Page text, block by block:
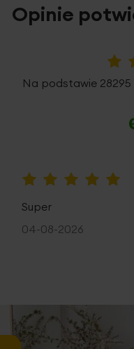
Opinie
Na podstawie
Super
04-08-2026